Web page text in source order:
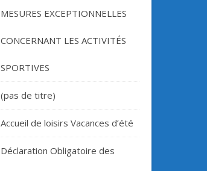
MESURES EXCEPTIONNELLES
CONCERNANT LES ACTIVITÉS
SPORTIVES
(pas de titre)
Accueil de loisirs Vacances d’été
Déclaration Obligatoire des